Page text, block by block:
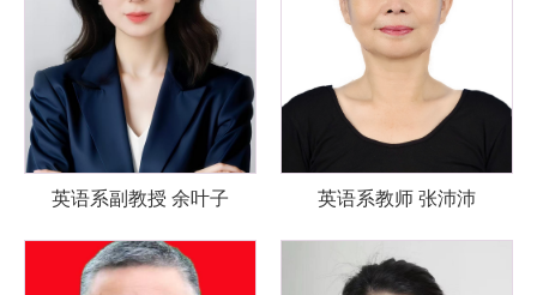
英语系副教授 余叶子 英语系教师 张沛沛